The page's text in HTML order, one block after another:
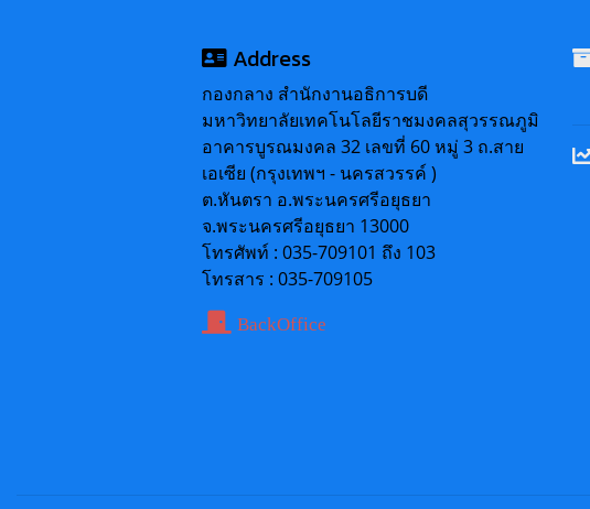
Address
กองกลาง สำนักงานอธิการบดี
มหาวิทยาลัยเทคโนโลยีราชมงคลสุวรรณภูมิ
อาคารบูรณมงคล 32 เลขที่ 60 หมู่ 3 ถ.สาย
เอเซีย (กรุงเทพฯ - นครสวรรค์ )
ต.หันตรา อ.พระนครศรีอยุธยา
จ.พระนครศรีอยุธยา 13000
โทรศัพท์ : 035-709101 ถึง 103
โทรสาร : 035-709105
BackOffice